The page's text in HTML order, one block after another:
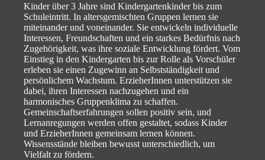
Kinder über 3 Jahre sind Kindergartenkinder bis zum
Schuleintritt. In altersgemischten Gruppen lernen sie
miteinander und voneinander. Sie entwickeln individuelle
Interessen, Freundschaften und ein starkes Bedürfnis nach
Zugehörigkeit, was ihre soziale Entwicklung fördert. Vom
Einstieg in den Kindergarten bis zur Rolle als Vorschüler
erleben sie einen Zugewinn an Selbstständigkeit und
persönlichem Wachstum. ErzieherInnen unterstützen sie
dabei, ihren Interessen nachzugehen und ein
harmonisches Gruppenklima zu schaffen.
Gemeinschaftserfahrungen sollen positiv sein, und
Lernanregungen werden offen gestaltet, sodass Kinder
und ErzieherInnen gemeinsam lernen können.
Wissensstände bleiben bewusst unterschiedlich, um
Vielfalt zu fördern.